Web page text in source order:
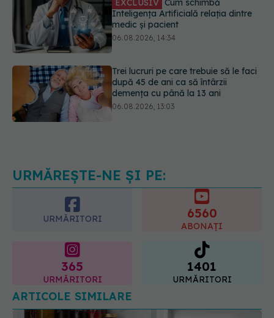
Inteligența Artificială relația dintre
medic și pacient
06.08.2026, 14:34
Trei lucruri pe care trebuie să le faci
după 45 de ani ca să întârzii
demența cu până la 13 ani
06.08.2026, 13:03
06.08.2026, 16:37
URMĂREȘTE-NE ȘI PE:
URMĂRITORI 6560
ABONAȚI
365
URMĂRITORI
1401
URMĂRITORI
ARTICOLE SIMILARE